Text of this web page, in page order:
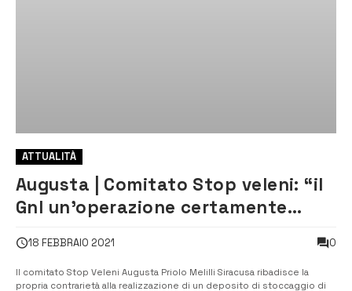
ATTUALITÀ
Augusta | Comitato Stop veleni: “il
Gnl un’operazione certamente
18 FEBBRAIO 2021 0
Il comitato Stop Veleni Augusta Priolo Melilli Siracusa ribadisce la
propria contrarietà alla realizzazione di un deposito di stoccaggio di